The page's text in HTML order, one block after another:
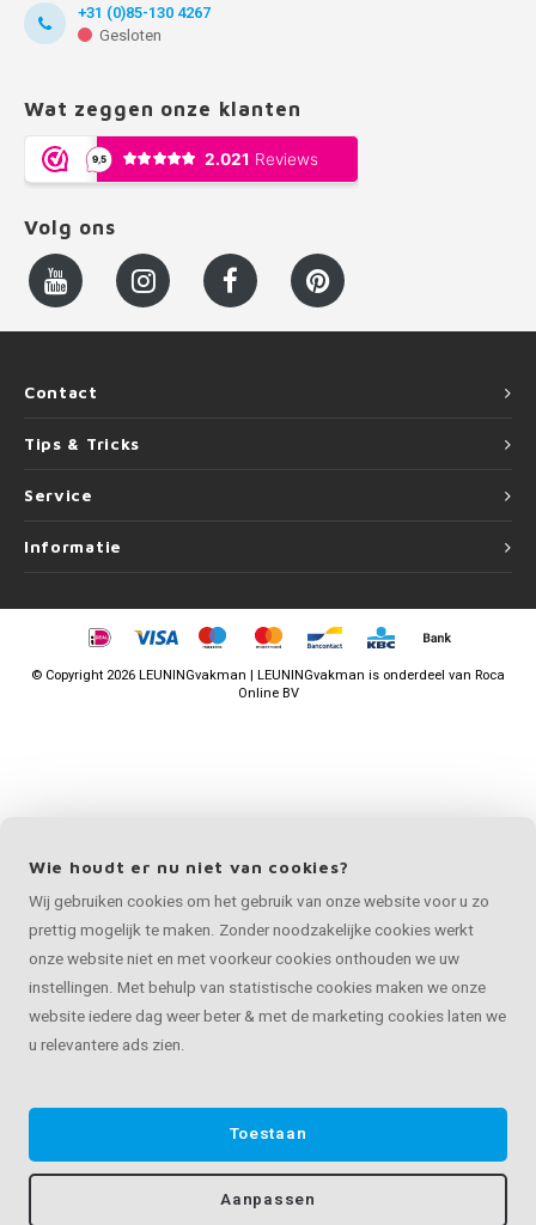
+31 (0)85-130 4267
Gesloten
Wat zeggen onze klanten
Volg ons
Contact
Tips & Tricks
Service
Informatie
© Copyright 2026 LEUNINGvakman | LEUNINGvakman is onderdeel van Roca
Online BV
Wie houdt er nu niet van cookies?
Wij gebruiken cookies om het gebruik van onze website voor u zo
prettig mogelijk te maken. Zonder noodzakelijke cookies werkt
onze website niet en met voorkeur cookies onthouden we uw
instellingen. Met behulp van statistische cookies maken we onze
website iedere dag weer beter & met de marketing cookies laten we
u relevantere ads zien.
Toestaan
Aanpassen